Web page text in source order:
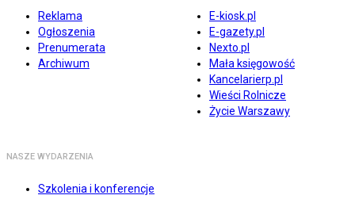
Reklama
Ogłoszenia
Prenumerata
Archiwum
E-kiosk.pl
E-gazety.pl
Nexto.pl
Mała księgowość
Kancelarierp.pl
Wieści Rolnicze
Życie Warszawy
NASZE WYDARZENIA
Szkolenia i konferencje